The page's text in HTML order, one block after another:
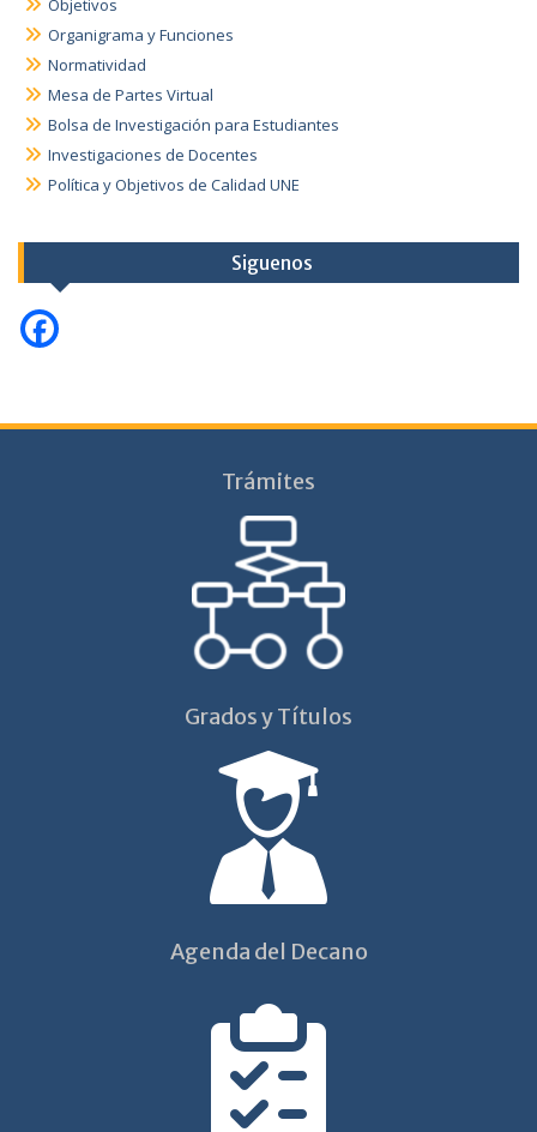
Organigrama y Funciones
Normatividad
Mesa de Partes Virtual
Bolsa de Investigación para Estudiantes
Investigaciones de Docentes
Política y Objetivos de Calidad UNE
Siguenos
Trámites
Grados y Títulos
Agenda del Decano